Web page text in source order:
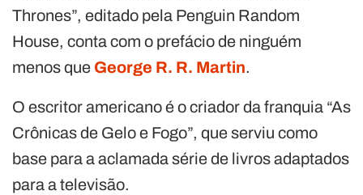
Thrones”, editado pela Penguin Random
House, conta com o prefácio de ninguém
menos que George R. R. Martin.
O escritor americano é o criador da franquia “As
Crônicas de Gelo e Fogo”, que serviu como
base para a aclamada série de livros adaptados
para a televisão.